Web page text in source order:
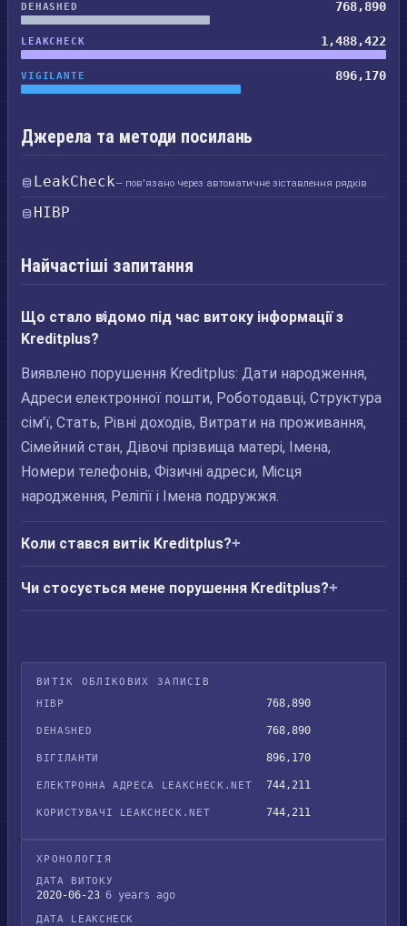
DEHASHED 768,890
LEAKCHECK 1,488,422
VIGILANTE 896,170
Джерела та методи посилань
LeakCheck— пов'язано через автоматичне зіставлення рядків
HIBP
Найчастіші запитання
Що стало відомо під час витоку інформації з
Kreditplus?
Виявлено порушення Kreditplus: Дати народження,
Адреси електронної пошти, Роботодавці, Структура
сім'ї, Стать, Рівні доходів, Витрати на проживання,
Сімейний стан, Дівочі прізвища матері, Імена,
Номери телефонів, Фізичні адреси, Місця
народження, Релігії і Імена подружжя.
Коли стався витік Kreditplus?
Чи стосується мене порушення Kreditplus?
ВИТІК ОБЛІКОВИХ ЗАПИСІВ
HIBP
768,890
DEHASHED 768,890
ВІГІЛАНТИ 896,170
ЕЛЕКТРОННА АДРЕСА LEAKCHECK.NET 744,211
КОРИСТУВАЧІ LEAKCHECK.NET 744,211
ХРОНОЛОГІЯ
ДАТА ВИТОКУ
2020-06-23 6 years ago
ДАТА LEAKCHECK